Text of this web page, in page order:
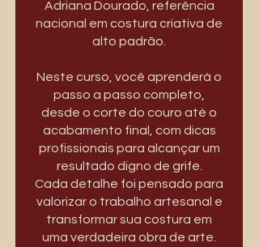
Adriana Dourado, referência
nacional em costura criativa de
alto padrão.
Neste curso, você aprenderá o
passo a passo completo,
desde o corte do couro até o
acabamento final, com dicas
profissionais para alcançar um
resultado digno de grife.
Cada detalhe foi pensado para
valorizar o trabalho artesanal e
transformar sua costura em
uma verdadeira obra de arte.